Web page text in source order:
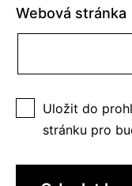
Webová stránka
Uložit do
stránku pro